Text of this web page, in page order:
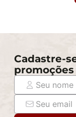
que passará
Cadastre-
promoções